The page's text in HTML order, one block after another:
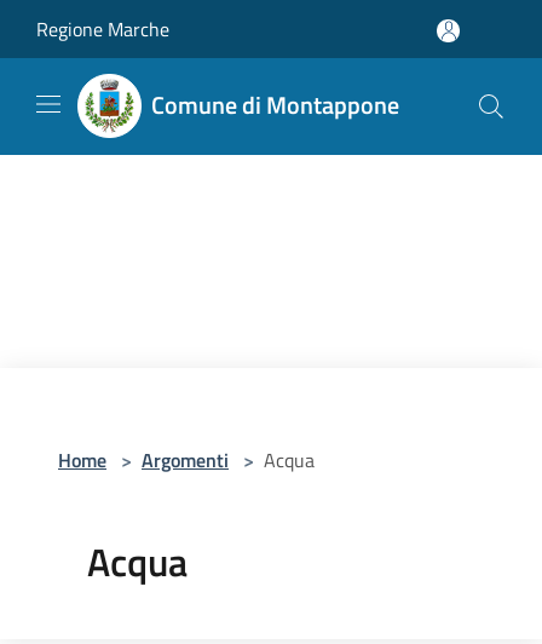
Regione Marche
Comune di Montappone
Home > Argomenti > Acqua
Acqua